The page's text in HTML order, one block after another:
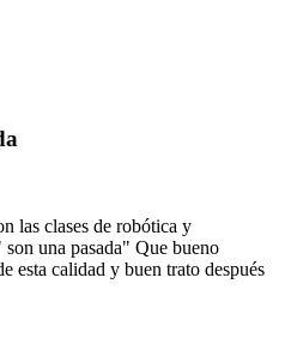
las clases de robótica y
una pasada" Que bueno
esta calidad y buen trato después